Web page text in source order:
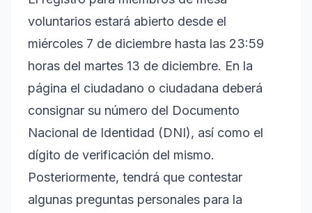
voluntarios estará abierto desde el
miércoles 7 de diciembre hasta las 23:59
horas del martes 13 de diciembre. En la
página el ciudadano o ciudadana deberá
consignar su número del Documento
Nacional de Identidad (DNI), así como el
dígito de verificación del mismo.
Posteriormente, tendrá que contestar
algunas preguntas personales para la